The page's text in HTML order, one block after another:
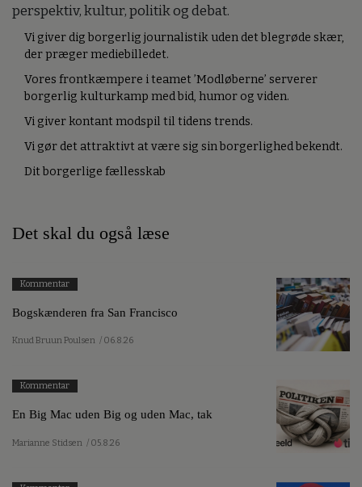
perspektiv, kultur, politik og debat.
Vi giver dig borgerlig journalistik uden det blegrøde skær,
der præger mediebilledet.
Vores frontkæmpere i teamet ’Modløberne’ serverer
borgerlig kulturkamp med bid, humor og viden.
Vi giver kontant modspil til tidens trends.
Vi gør det attraktivt at være sig sin borgerlighed bekendt.
Dit borgerlige fællesskab
Det skal du også læse
Kommentar
Bogskænderen fra San Francisco
Knud Bruun Poulsen / 06.8.26
Kommentar
En Big Mac uden Big og uden Mac, tak
Marianne Stidsen / 05.8.26